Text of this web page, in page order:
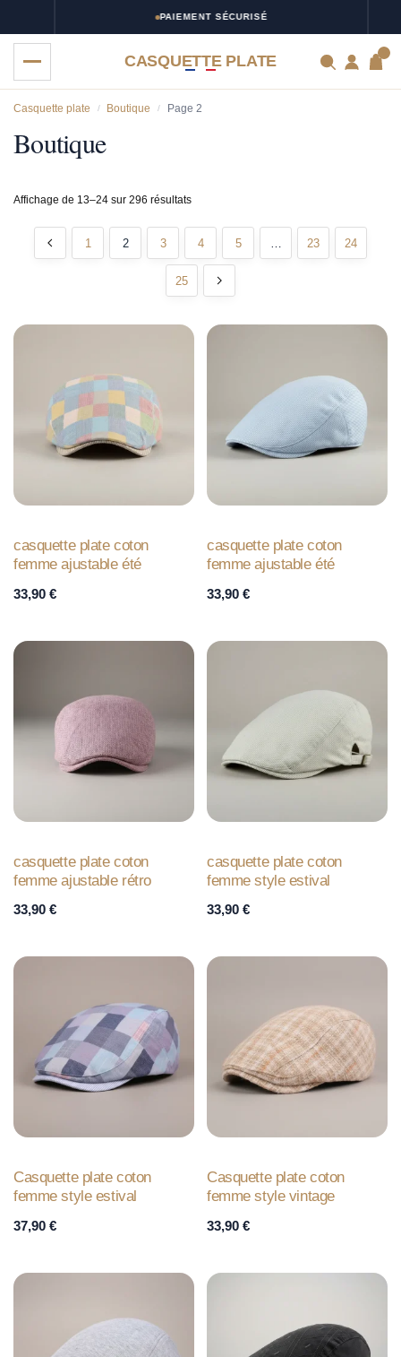
PAIEMENT SÉCURISÉ
CASQUETTE PLATE
Casquette plate / Boutique / Page 2
Boutique
Affichage de 13–24 sur 296 résultats
1 2 3 4 5 … 23 24
25
casquette plate coton
femme ajustable été
33,90 €
casquette plate coton
femme ajustable été
33,90 €
casquette plate coton
femme ajustable rétro
33,90 €
casquette plate coton
femme style estival
33,90 €
Casquette plate coton
femme style estival
37,90 €
Casquette plate coton
femme style vintage
33,90 €